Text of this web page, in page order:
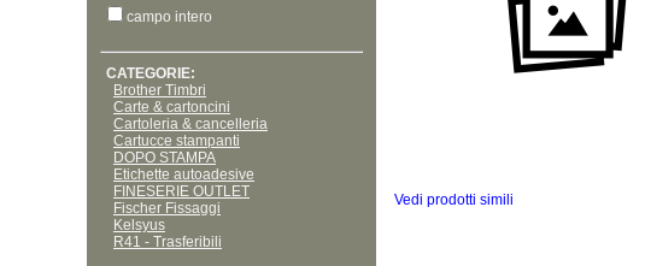
campo intero
CATEGORIE:
Brother Timbri
Carte & cartoncini
Cartoleria & cancelleria
Cartucce stampanti
DOPO STAMPA
Etichette autoadesive
FINESERIE OUTLET
Fischer Fissaggi
Kelsyus
R41 - Trasferibili
Vedi prodotti simili